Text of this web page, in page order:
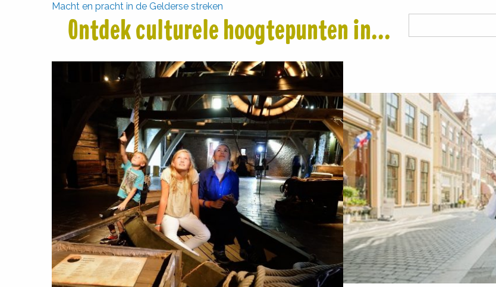
Macht en pracht in de Gelderse streken
Ontdek culturele hoogtepunten in...